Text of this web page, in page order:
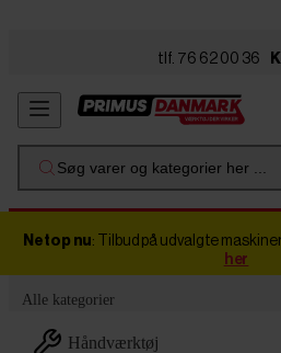
tlf. 76 62 00 36
Søg varer og kategorier her ...
Netop nu: Tilbud på udvalgte
her
Alle kategorier
håndværktøj